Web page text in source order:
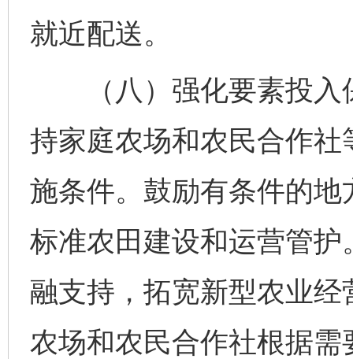
就近配送。
（八）强化要素投入
持家庭农场和农民合作
施条件。鼓励有条件的
标准农田建设和运营管
融支持，拓宽新型农业
农场和农民合作社根据